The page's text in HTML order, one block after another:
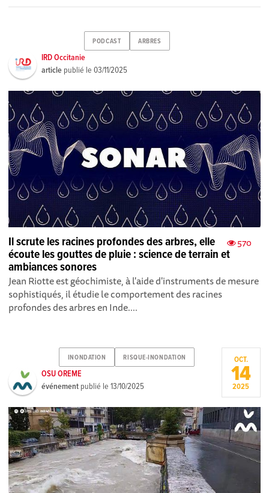
PODCAST ARBRES
IRD Occitanie
article publié le03/11/2025
570
Il scrute les racines profondes des arbres, elle
écoute les gouttes de pluie : science de terrain et
ambiances sonores
Jean Riotte est géochimiste, à l'aide d'instruments de mesure
sophistiqués, il étudie le comportement des racines
profondes des arbres en Inde....
INONDATION RISQUE-INONDATION
OSU OREME
événement publié le13/10/2025
OCT.
14
2025